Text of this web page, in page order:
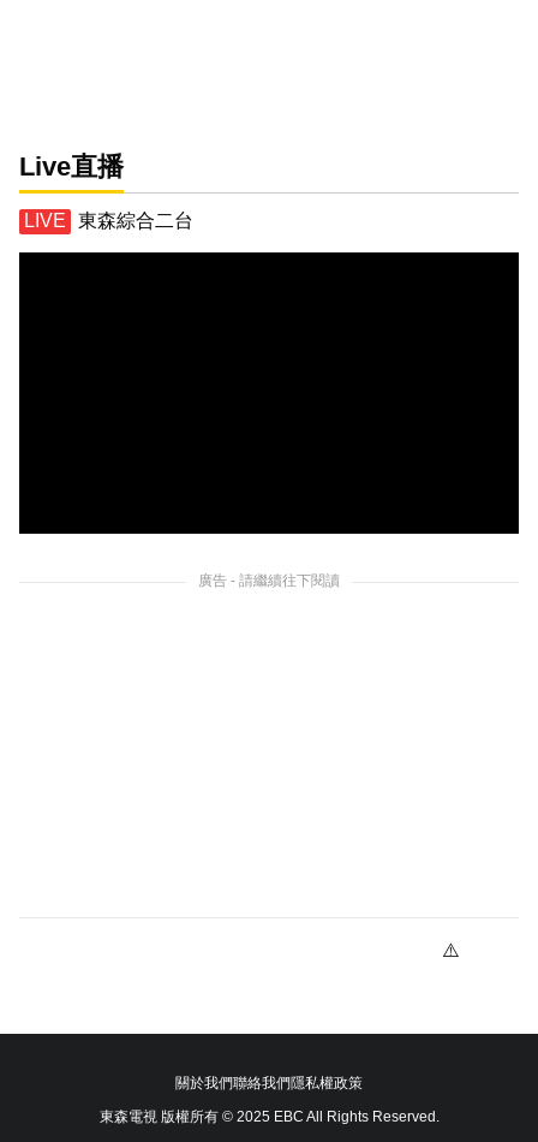
Live直播
東森綜合二台
廣告 - 請繼續往下閱讀
關於我們聯絡我們隱私權政策
東森電視 版權所有 © 2025 EBC All Rights Reserved.